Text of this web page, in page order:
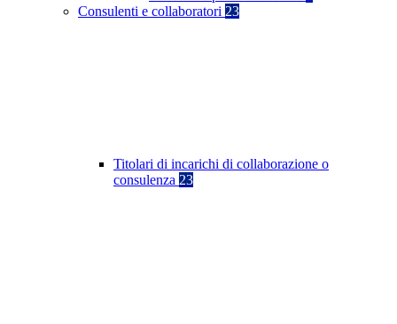
Consulenti e collaboratori 23
Titolari di incarichi di collaborazione o
consulenza 23